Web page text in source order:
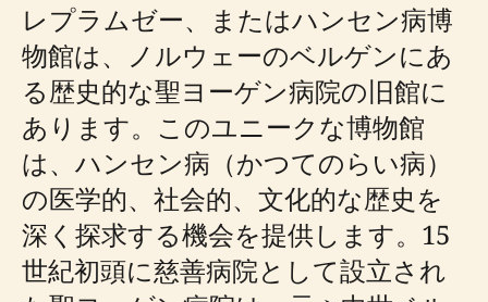
レプラムゼー、またはハンセン病博
物館は、ノルウェーのベルゲンにあ
る歴史的な聖ヨーゲン病院の旧館に
あります。このユニークな博物館
は、ハンセン病（かつてのらい病）
の医学的、社会的、文化的な歴史を
深く探求する機会を提供します。15
世紀初頭に慈善病院として設立され